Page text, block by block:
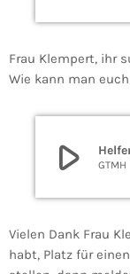
Frau Klempert, ihr
Wie kann man
play_arrow GTMH
Vielen Dank Frau
habt, Platz für